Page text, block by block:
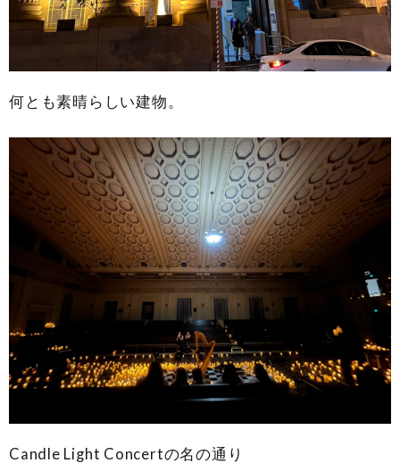
何とも素晴らしい建物。
Candle Light Concertの名の通り